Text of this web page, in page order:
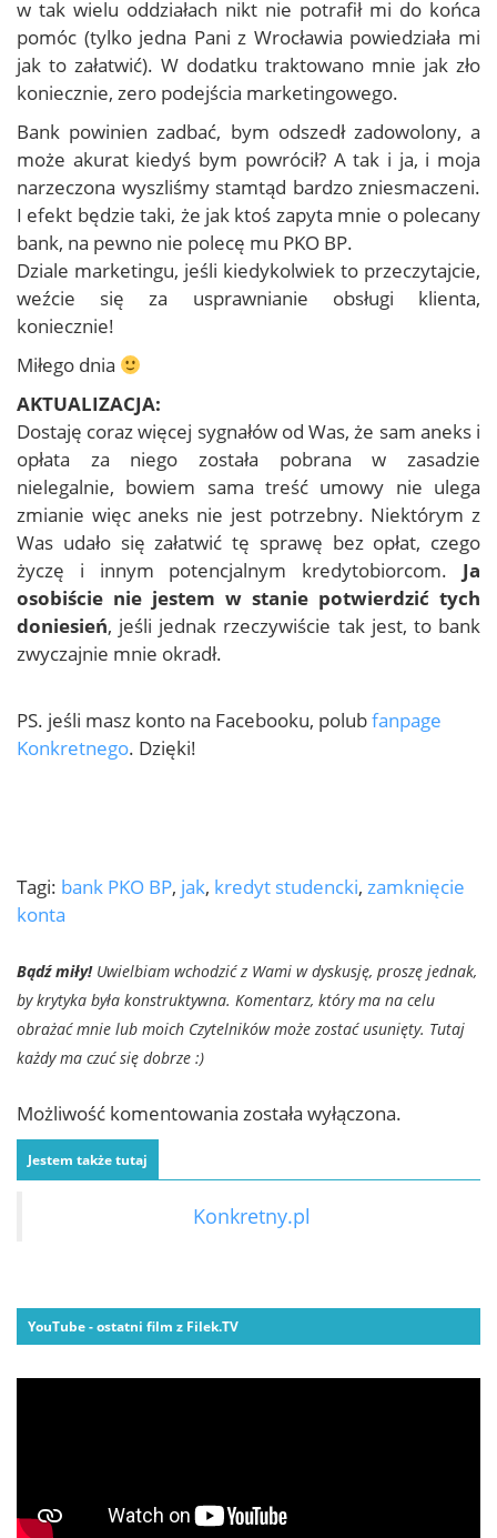
w tak wielu oddziałach nikt nie potrafił mi do końca
pomóc (tylko jedna Pani z Wrocławia powiedziała mi
jak to załatwić). W dodatku traktowano mnie jak zło
koniecznie, zero podejścia marketingowego.
Bank powinien zadbać, bym odszedł zadowolony, a
może akurat kiedyś bym powrócił? A tak i ja, i moja
narzeczona wyszliśmy stamtąd bardzo zniesmaczeni.
I efekt będzie taki, że jak ktoś zapyta mnie o polecany
bank, na pewno nie polecę mu PKO BP.
Dziale marketingu, jeśli kiedykolwiek to przeczytajcie,
weźcie się za usprawnianie obsługi klienta,
koniecznie!
Miłego dnia
AKTUALIZACJA:
Dostaję coraz więcej sygnałów od Was, że sam aneks i
opłata za niego została pobrana w zasadzie
nielegalnie, bowiem sama treść umowy nie ulega
zmianie więc aneks nie jest potrzebny. Niektórym z
Was udało się załatwić tę sprawę bez opłat, czego
życzę i innym potencjalnym kredytobiorcom. Ja
osobiście nie jestem w stanie potwierdzić tych
doniesień, jeśli jednak rzeczywiście tak jest, to bank
zwyczajnie mnie okradł.
PS. jeśli masz konto na Facebooku, polubfanpage
Konkretnego. Dzięki!
Tagi: bank PKO BP, jak, kredyt studencki, zamknięcie
konta
Bądź miły!Uwielbiam wchodzić z Wami w dyskusję, proszę jednak,
by krytyka była konstruktywna. Komentarz, który ma na celu
obrażać mnie lub moich Czytelników może zostać usunięty. Tutaj
każdy ma czuć się dobrze :)
Możliwość komentowania została wyłączona.
Jestem także tutaj
Konkretny.pl
YouTube - ostatni film z Filek.TV